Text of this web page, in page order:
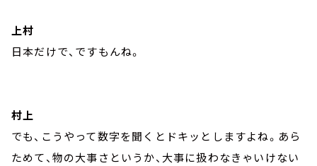
上村
日本だけで、ですもんね。
村上
でも、こうやって数字を聞くとドキッとしますよね。あら
ためて、物の大事さというか、大事に扱わなきゃいけない